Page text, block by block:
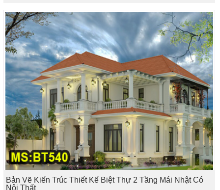
Bản Vẽ Kiến Trúc Thiết Kế Biệt Thự 2 Tầng Mái Nhật Có
Nội Thất